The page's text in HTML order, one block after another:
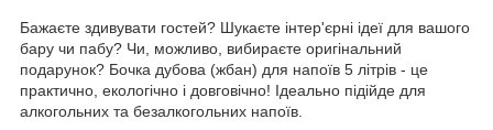
Бажаєте здивувати гостей? Шукаєте інтер'єрні ідеї для вашого
бару чи пабу? Чи, можливо, вибираєте оригінальний
подарунок? Бочка дубова (жбан) для напоїв 5 літрів - це
практично, екологічно і довговічно! Ідеально підійде для
алкогольних та безалкогольних напоїв.